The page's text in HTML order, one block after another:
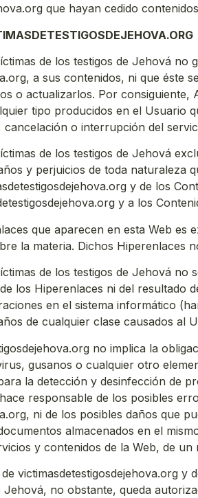
que hayan cedido
de los testigos de Jehová
a sus contenidos, ni que
o actualizarlos. Por consiguiente,
tipo producidos en el Usuario
o interrupción del
de los testigos de Jehová
y perjuicios de toda naturaleza
y de los
y a los
que aparecen en esta Web es
la materia. Dichos Hiperenlaces
de los testigos de Jehová no
los Hiperenlaces ni del resultado
en el sistema informático
de cualquier clase causados al
no implica la
gusanos o cualquier otro
la detección y desinfección de
responsable de los posibles
ni de los posibles daños que
almacenados en el
y contenidos de la Web, de
victimasdetestigosdejehova.org
Jehová, no obstante, queda